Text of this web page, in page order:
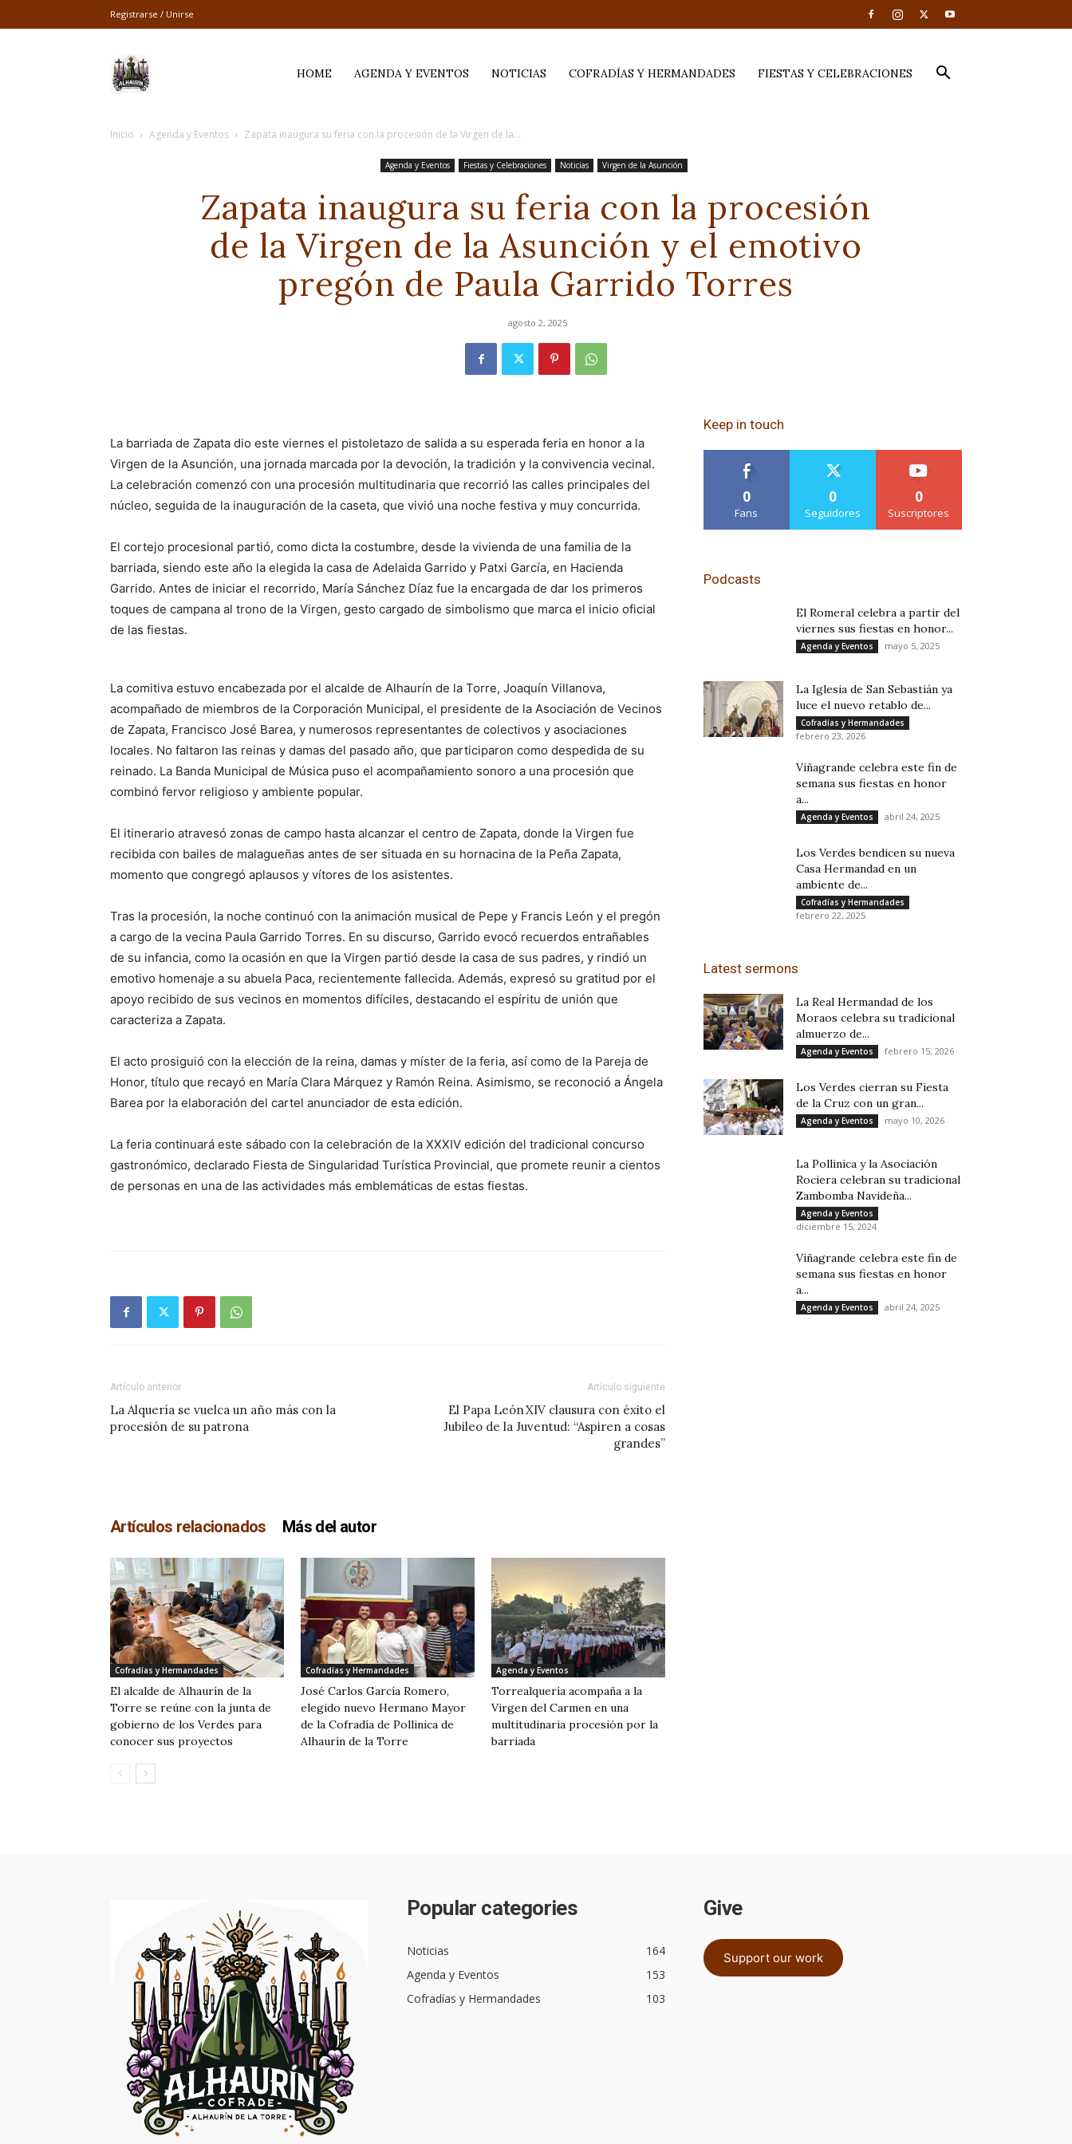
Registrarse / Unirse
HOME AGENDA Y EVENTOS NOTICIAS COFRADÍAS Y HERMANDADES FIESTAS Y CELEBRACIONES
Inicio Agenda y Eventos Zapata inaugura su feria con la procesión de la Virgen de la...
Agenda y Eventos Fiestas y Celebraciones Noticias Virgen de la Asunción
Zapata inaugura su feria con la procesión
de la Virgen de la Asunción y el emotivo
pregón de Paula Garrido Torres
agosto 2, 2025
La barriada de Zapata dio este viernes el pistoletazo de salida a su esperada feria en honor a la
Virgen de la Asunción, una jornada marcada por la devoción, la tradición y la convivencia vecinal.
La celebración comenzó con una procesión multitudinaria que recorrió las calles principales del
núcleo, seguida de la inauguración de la caseta, que vivió una noche festiva y muy concurrida.
El cortejo procesional partió, como dicta la costumbre, desde la vivienda de una familia de la
barriada, siendo este año la elegida la casa de Adelaida Garrido y Patxi García, en Hacienda
Garrido. Antes de iniciar el recorrido, María Sánchez Díaz fue la encargada de dar los primeros
toques de campana al trono de la Virgen, gesto cargado de simbolismo que marca el inicio oficial
de las fiestas.
La comitiva estuvo encabezada por el alcalde de Alhaurín de la Torre, Joaquín Villanova,
acompañado de miembros de la Corporación Municipal, el presidente de la Asociación de Vecinos
de Zapata, Francisco José Barea, y numerosos representantes de colectivos y asociaciones
locales. No faltaron las reinas y damas del pasado año, que participaron como despedida de su
reinado. La Banda Municipal de Música puso el acompañamiento sonoro a una procesión que
combinó fervor religioso y ambiente popular.
El itinerario atravesó zonas de campo hasta alcanzar el centro de Zapata, donde la Virgen fue
recibida con bailes de malagueñas antes de ser situada en su hornacina de la Peña Zapata,
momento que congregó aplausos y vítores de los asistentes.
Tras la procesión, la noche continuó con la animación musical de Pepe y Francis León y el pregón
a cargo de la vecina Paula Garrido Torres. En su discurso, Garrido evocó recuerdos entrañables
de su infancia, como la ocasión en que la Virgen partió desde la casa de sus padres, y rindió un
emotivo homenaje a su abuela Paca, recientemente fallecida. Además, expresó su gratitud por el
apoyo recibido de sus vecinos en momentos difíciles, destacando el espíritu de unión que
caracteriza a Zapata.
El acto prosiguió con la elección de la reina, damas y míster de la feria, así como de la Pareja de
Honor, título que recayó en María Clara Márquez y Ramón Reina. Asimismo, se reconoció a Ángela
Barea por la elaboración del cartel anunciador de esta edición.
La feria continuará este sábado con la celebración de la XXXIV edición del tradicional concurso
gastronómico, declarado Fiesta de Singularidad Turística Provincial, que promete reunir a cientos
de personas en una de las actividades más emblemáticas de estas fiestas.
Artículo anterior
La Alquería se vuelca un año más con la
procesión de su patrona
Artículo siguiente
El Papa León XIV clausura con éxito el
Jubileo de la Juventud: “Aspiren a cosas
grandes”
Artículos relacionados Más del autor
Cofradías y Hermandades
El alcalde de Alhaurín de la
Torre se reúne con la junta de
gobierno de los Verdes para
conocer sus proyectos
Cofradías y Hermandades
José Carlos García Romero,
elegido nuevo Hermano Mayor
de la Cofradía de Pollinica de
Alhaurín de la Torre
Agenda y Eventos
Torrealquería acompaña a la
Virgen del Carmen en una
multitudinaria procesión por la
barriada
Keep in touch
0
Fans
0
Seguidores
0
Suscriptores
Podcasts
El Romeral celebra a partir del
viernes sus fiestas en honor...
Agenda y Eventos mayo 5, 2025
La Iglesia de San Sebastián ya
luce el nuevo retablo de...
Cofradías y Hermandades
febrero 23, 2026
Viñagrande celebra este fin de
semana sus fiestas en honor
a...
Agenda y Eventos abril 24, 2025
Los Verdes bendicen su nueva
Casa Hermandad en un
ambiente de...
Cofradías y Hermandades
febrero 22, 2025
Latest sermons
La Real Hermandad de los
Moraos celebra su tradicional
almuerzo de...
Agenda y Eventos febrero 15, 2026
Los Verdes cierran su Fiesta
de la Cruz con un gran...
Agenda y Eventos mayo 10, 2026
La Pollinica y la Asociación
Rociera celebran su tradicional
Zambomba Navideña...
Agenda y Eventos
diciembre 15, 2024
Viñagrande celebra este fin de
semana sus fiestas en honor
a...
Agenda y Eventos abril 24, 2025
Popular categories
Noticias
164
Agenda y Eventos
153
Cofradías y Hermandades
103
Give
Support our work